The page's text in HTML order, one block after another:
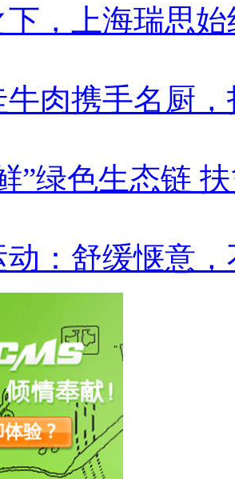
下，上海瑞思
牛肉携手名厨
”绿色生态链
动：舒缓惬意